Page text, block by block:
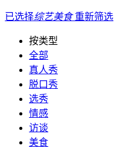
已选择综艺美食重新筛选
按类型
全部
真人秀
脱口秀
选秀
情感
访谈
美食